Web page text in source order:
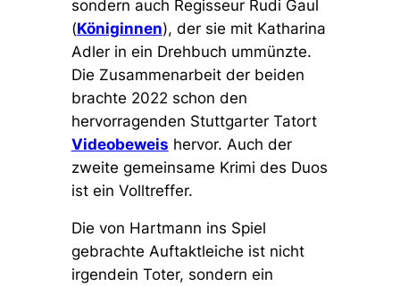
sondern auch Regisseur Rudi Gaul
(Königinnen), der sie mit Katharina
Adler in ein Drehbuch ummünzte.
Die Zusammenarbeit der beiden
brachte 2022 schon den
hervorragenden Stuttgarter Tatort
Videobeweis hervor. Auch der
zweite gemeinsame Krimi des Duos
ist ein Volltreffer.
Die von Hartmann ins Spiel
gebrachte Auftaktleiche ist nicht
irgendein Toter, sondern ein